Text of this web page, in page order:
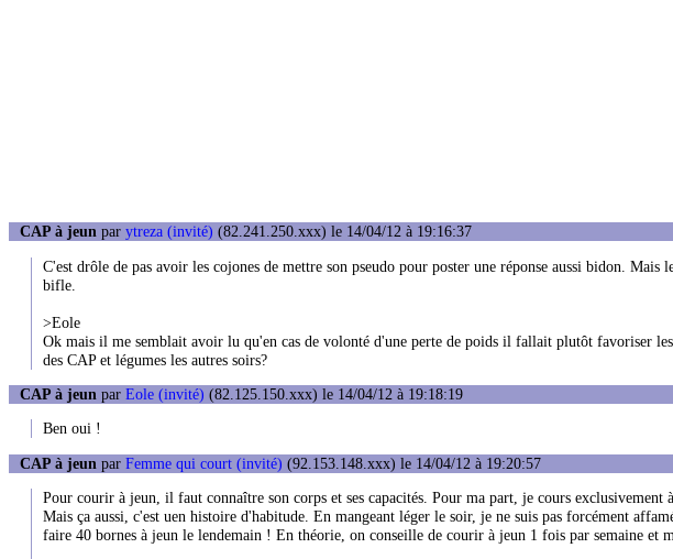
CAP à jeun par ytreza (invité) (82.241.250.xxx) le 14/04/12 à 19:16:37
C'est drôle de pas avoir les cojones de mettre son pseudo pour poster une réponse aussi bidon.
bifle.
>Eole
Ok mais il me semblait avoir lu qu'en cas de volonté d'une perte de poids il fallait plutôt favoriser
des CAP et légumes les autres soirs?
CAP à jeun par Eole (invité) (82.125.150.xxx) le 14/04/12 à 19:18:19
Ben oui !
CAP à jeun par Femme qui court (invité) (92.153.148.xxx) le 14/04/12 à 19:20:57
Pour courir à jeun, il faut connaître son corps et ses capacités. Pour ma part, je cours
Mais ça aussi, c'est uen histoire d'habitude. En mangeant léger le soir, je ne suis pas forcément
faire 40 bornes à jeun le lendemain ! En théorie, on conseille de courir à jeun 1 fois par semaine et